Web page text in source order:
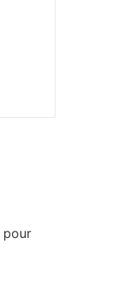
pour